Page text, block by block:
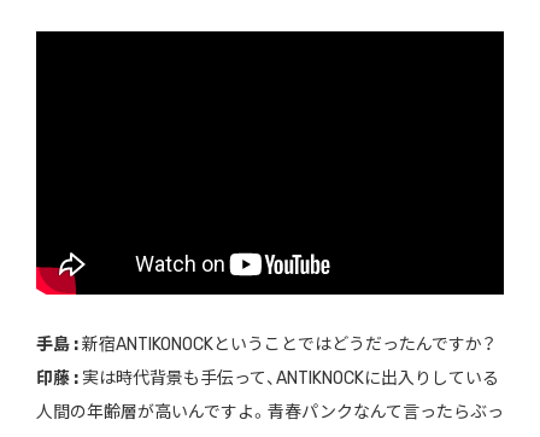
手島 :新宿ANTIKONOCKということではどうだったんですか？
印藤 :実は時代背景も手伝って、ANTIKNOCKに出入りしている
人間の年齢層が高いんですよ。青春パンクなんて言ったらぶっ